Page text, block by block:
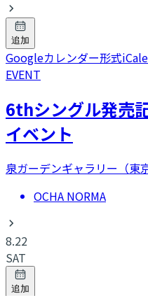
追加
Googleカレンダー形式
EVENT
6thシングル発売
イベント
泉ガーデンギャラリー（東京
OCHA NORMA
8.22
SAT
追加